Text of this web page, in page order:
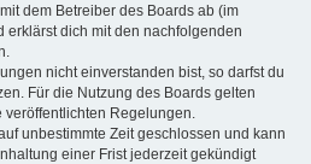
dem Betreiber des Boards ab (im
erklärst dich mit den nachfolgenden
nicht einverstanden bist, so darfst du
Für die Nutzung des Boards gelten
Regelungen.
unbestimmte Zeit geschlossen und kann
einer Frist jederzeit gekündigt